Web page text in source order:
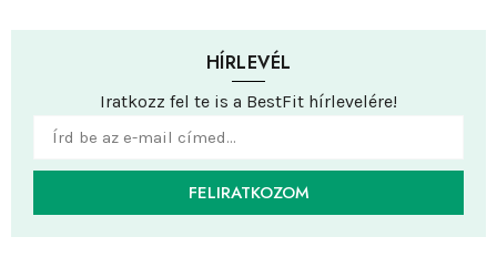
HÍRLEVÉL
Iratkozz fel te is a BestFit hírlevelére!
FELIRATKOZOM